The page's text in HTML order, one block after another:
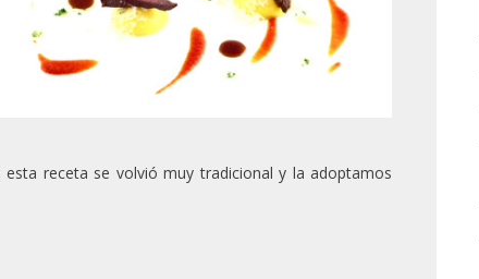
receta se volvió muy tradicional y la adoptamos